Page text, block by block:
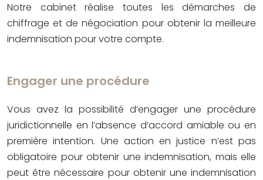
Notre cabinet réalise toutes les démarches de
chiffrage et de négociation pour obtenir la meilleure
indemnisation pour votre compte.
Engager une procédure
Vous avez la possibilité d’engager une procédure
juridictionnelle en l’absence d’accord amiable ou en
première intention. Une action en justice n’est pas
obligatoire pour obtenir une indemnisation, mais elle
peut être nécessaire pour obtenir une indemnisation